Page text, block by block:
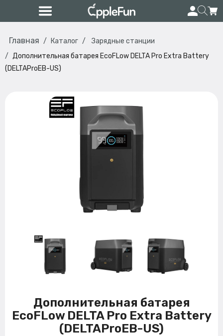
Главная Каталог
Зарядные станции
Дополнительная батарея EcoFLow DELTA Pro Extra Battery
(DELTAProEB-US)
Дополнительная батарея
EcoFLow DELTA Pro Extra Battery
(DELTAProEB-US)